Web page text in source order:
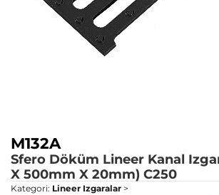
M132A
Sfero Döküm Lineer Kanal
X 500mm X 20mm) C250
Kategori: Lineer Izgaralar >